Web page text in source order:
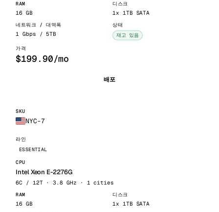
16 GB 1x 1TB SATA
1 Gbps / 5TB 재고 있음
$199.90/mo
배포
NYC-7
ESSENTIAL
Intel Xeon E-2276G
6C / 12T · 3.8 GHz · 1 cities
16 GB 1x 1TB SATA